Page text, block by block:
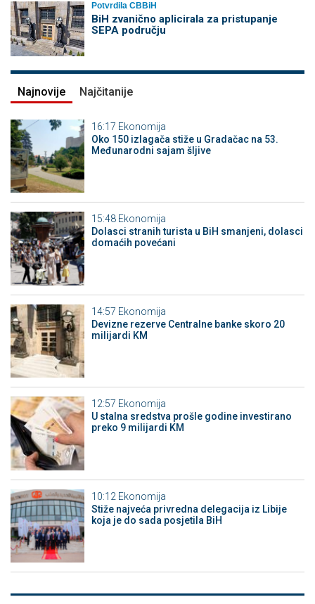
Potvrdila CBBiH
BiH zvanično aplicirala za pristupanje
SEPA području
Najnovije Najčitanije
16:17 Ekonomija
Oko 150 izlagača stiže u Gradačac na 53.
Međunarodni sajam šljive
15:48 Ekonomija
Dolasci stranih turista u BiH smanjeni, dolasci
domaćih povećani
14:57 Ekonomija
Devizne rezerve Centralne banke skoro 20
milijardi KM
12:57 Ekonomija
U stalna sredstva prošle godine investirano
preko 9 milijardi KM
10:12 Ekonomija
Stiže najveća privredna delegacija iz Libije
koja je do sada posjetila BiH